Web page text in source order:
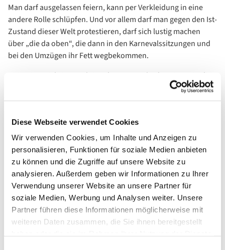
Diese Webseite verwendet Cookies
Wir verwenden Cookies, um Inhalte und Anzeigen zu
personalisieren, Funktionen für soziale Medien anbieten
zu können und die Zugriffe auf unsere Website zu
analysieren. Außerdem geben wir Informationen zu Ihrer
Verwendung unserer Website an unsere Partner für
soziale Medien, Werbung und Analysen weiter. Unsere
Partner führen diese Informationen möglicherweise mit
weiteren Daten zusammen, die Sie ihnen bereitgestellt
Man darf ausgelassen feiern, kann per Verkleidung in eine
andere Rolle schlüpfen. Und vor allem darf man gegen den Ist-
Zustand dieser Welt protestieren, darf sich lustig machen
über „die da oben“, die dann in den Karnevalssitzungen und
bei den Umzügen ihr Fett wegbekommen.
Es ist eine wichtige Funktion des Karnevals, den Finger in die
Wunden der Gesellschaft zu legen und auf Missstände
hinzuweisen. Das war schon zu alten Zeiten das Vorrecht und
den Spiegel vorzuhalten, die das Sagen hatten.
Aber klar ist hoffentlich auch: Nur Kritisieren ist das eine.
Verantwortung übernehmen und es besser machen ist das
andere.
Unsere Tochter möchte dieses Jahr als Pippi Langstrumpf
gehen. Pippi ist stark, unangepasst, großzügig, fantasievoll
und unerschrocken. „Ich mach mir die Welt, widdewidde, wie
sie mir gefällt“, singt sie.